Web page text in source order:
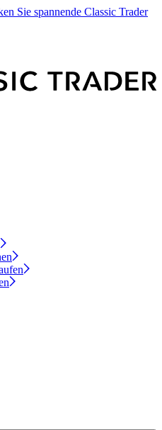
Sie spannende Classic Trader